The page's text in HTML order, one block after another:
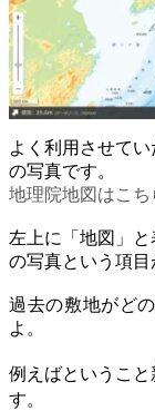
よく利用させて
の写真です。
地理院地図はこち
左上に「地図」
の写真という項目
過去の敷地がど
よ。
例えばというこ
す。